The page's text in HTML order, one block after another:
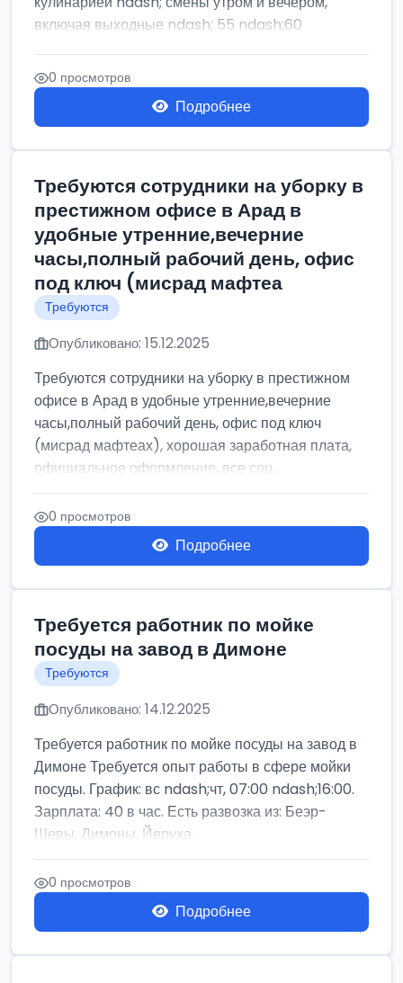
включая выходные ndash; 55 ndash;60
0 просмотров
Подробнее
Требуются сотрудники на уборку в
престижном офисе в Арад в
удобные утренние,вечерние
часы,полный рабочий день, офис
под ключ (мисрад мафтеа
Требуются
Опубликовано: 15.12.2025
Требуются сотрудники на уборку в престижном
офисе в Арад в удобные утренние,вечерние
часы,полный рабочий день, офис под ключ
(мисрад мафтеах), хорошая заработная плата,
официальное оформление, все соц...
0 просмотров
Подробнее
Требуется работник по мойке
посуды на завод в Димоне
Требуются
Опубликовано: 14.12.2025
Требуется работник по мойке посуды на завод в
Димоне Требуется опыт работы в сфере мойки
посуды. График: вс ndash;чт, 07:00 ndash;16:00.
Зарплата: 40 в час. Есть развозка из: Беэр-
Шевы, Димоны, Йеруха...
0 просмотров
Подробнее